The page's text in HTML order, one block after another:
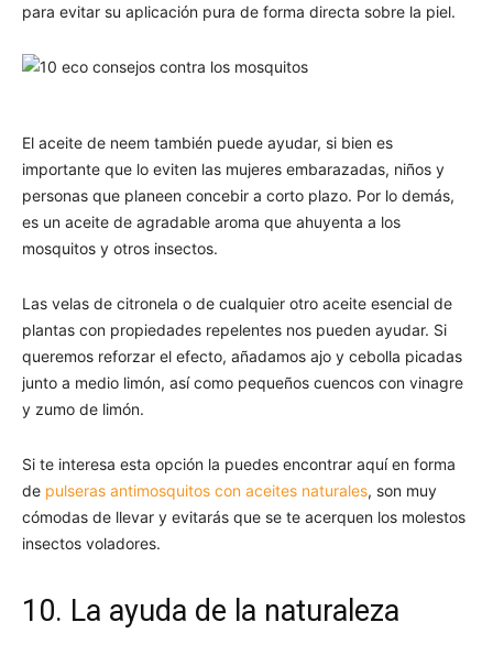
para evitar su aplicación pura de forma directa sobre la piel.
El aceite de neem también puede ayudar, si bien es
importante que lo eviten las mujeres embarazadas, niños y
personas que planeen concebir a corto plazo. Por lo demás,
es un aceite de agradable aroma que ahuyenta a los
mosquitos y otros insectos.
Las velas de citronela o de cualquier otro aceite esencial de
plantas con propiedades repelentes nos pueden ayudar. Si
queremos reforzar el efecto, añadamos ajo y cebolla picadas
junto a medio limón, así como pequeños cuencos con vinagre
y zumo de limón.
Si te interesa esta opción la puedes encontrar aquí en forma
de pulseras antimosquitos con aceites naturales, son muy
cómodas de llevar y evitarás que se te acerquen los molestos
insectos voladores.
10. La ayuda de la naturaleza